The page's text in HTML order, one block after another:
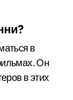
в
Он
в этих